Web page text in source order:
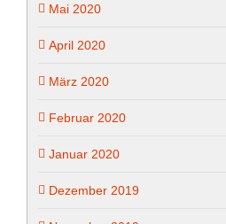
Mai 2020
April 2020
März 2020
Februar 2020
Januar 2020
Dezember 2019